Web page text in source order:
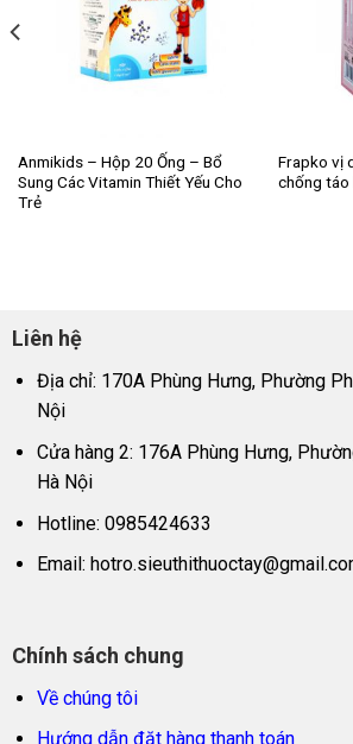
Anmikids – Hộp 20 Ống – Bổ
Sung Các Vitamin Thiết Yếu Cho
Trẻ
Frapko vị
chống táo
Liên hệ
Địa chỉ: 170A Phùng Hưng, Phường
Nội
Cửa hàng 2: 176A Phùng Hưng,
Hà Nội
Hotline: 0985424633
Email:
Chính sách chung
Về chúng tôi
Hướng dẫn đặt hàng thanh toán